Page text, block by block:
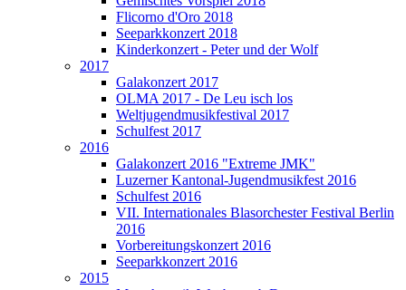
Flicorno d'Oro 2018
Seeparkkonzert 2018
Kinderkonzert - Peter und der Wolf
2017
Galakonzert 2017
OLMA 2017 - De Leu isch los
Weltjugendmusikfestival 2017
Schulfest 2017
2016
Galakonzert 2016 "Extreme JMK"
Luzerner Kantonal-Jugendmusikfest 2016
Schulfest 2016
VII. Internationales Blasorchester Festival Berlin
2016
Vorbereitungskonzert 2016
Seeparkkonzert 2016
2015